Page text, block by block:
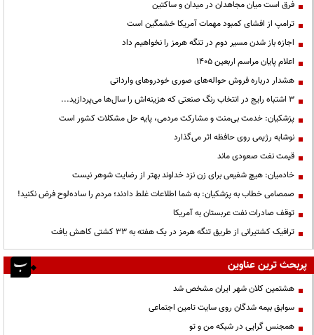
فرق است میان مجاهدان در میدان و ساکتین
ترامپ از افشای کمبود مهمات آمریکا خشمگین است
اجازه باز شدن مسیر دوم در تنگه هرمز را نخواهیم داد
اعلام پایان مراسم اربعین ۱۴۰۵
هشدار درباره فروش حواله‌های صوری خودروهای وارداتی
3 اشتباه رایج در انتخاب رنگ صنعتی که هزینه‌اش را سال‌ها می‌پردازید...
پزشکیان: خدمت بی‌منت و مشارکت مردمی، پایه حل مشکلات کشور است
نوشابه رژیمی روی حافظه اثر می‌گذارد
قیمت نفت صعودی ماند
خادمیان: هیچ شفیعی برای زن نزد خداوند بهتر از رضایت شوهر نیست
صمصامی خطاب به پزشکیان: به شما اطلاعات غلط دادند؛ مردم را ساده‌لوح فرض نکنید!
توقف صادرات نفت عربستان به آمریکا
ترافیک کشتیرانی از طریق تنگه هرمز در یک هفته به ۳۳ کشتی کاهش یافت
پربحث ترین عناوین
هشتمین کلان شهر ایران مشخص شد
سوابق بیمه شدگان روی سایت تامین اجتماعی
همجنس گرایی در شبکه من و تو